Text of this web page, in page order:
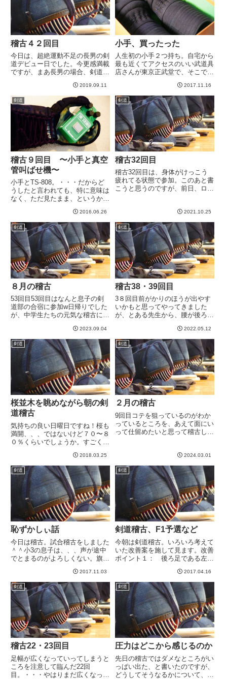
稽古４２回目
今日は、超絶運動不足の長男の剣
道デビュー日でした。今更感満載
ですが、まあ長男の場合、剣道で
解消の意味合いの方が強い感じで
すが。なかなかコミュニケーショ
ンに困難を抱えてたりもするの
で、仕事も早々に切り上げ、最初
2019.09.11
小手、買ったった
人生初の小手２つ持ち。自宅から
最も近くてアクセスのいい武道具
店さんが東京正武堂で、そこで購
剣した直後、防具を揃えるのにも
伺ったのですが、数ヶ月かかると
聞き、断念。「いや、なんか今あ
る在庫ですぐ持って帰れるやつ
と...
2017.11.16
剣道
稽古９回目 〜小手と真空
管叫ばせ機〜
小手とTS-808。・・・だからど
うしたと言われても、特に意味は
なく、ただ見たまま、というか、
試合の翌週は稽古自体がお休みで
した。今日から復帰。互角稽古も
１分で回っていくタイプだったの
で、駆け引きとか勝負よりも...
2016.06.26
剣道
稽古32回目
稽古32回目は、身体がけっこう
疲れてる状態で参加。このあと書
こうと思うのですが、前日、ロー
す。さて、基本稽古を開始して思
いました。やはり身体疲れてるな
ー、、、と。特にお尻からハ...
2021.10.25
剣道
８月の稽古
53回目53回目はなんと息子の剣
道部の合宿に参加w日帰りでした
が、中学生たちの元気な稽古に混
してきてくださっている7段先生
の子どもたちに対する始動も、基
本と試合のための実践が上手いこ
と混ざっていて子どもたちが興...
2023.09.04
剣道
稽古38・39回目
3８回目前がかりのほうが出やす
いかもと思ってやってきました
が、とある先生から、腰が後ろに
にやるとこういうふうな感じにな
ってる、と動きを見せてもらった
ところ、うーん、これはいかん。
荷重を多少前に持っていくにして
も...
2022.05.12
剣道
桜並木を眺めながら朝の剣
道稽古
気持ちの良い日曜日ですね！桜も
満開、、、ではないけど７０〜８
０％くらいでしょうか。すごく綺
なら防具担いで自転車の距離なん
ですが、子供はまだ防具担いで自
転車、は危ない距離なので車で通
ってます。桜並木をみながら気
2018.03.25
剣道
２月の稽古
9回目コテを狙っているのがわか
っているところを、あえて面にい
って仕留めたいと思って稽古して
から打てばいいんだ、と教わった
んですがこれができない。普通に
ぱっくりコテ打たれちゃいます
2024.03.01
剣道
恥ずかしぃ話
今日は稽古。試合稽古をしました
＾＾小3の息子は、、、声が途中
でとまるのがよろしくない。旗が
います^^;まああとは息子だけで
なく相手もひたすら猪突猛進して
竹刀が交錯してるだけ。打ちもし
っかりしてないので永遠と相打...
2017.11.03
剣道
剣道稽古、F1予選など
今朝は剣道稽古。いろいろ考えて
いた改善案を施して見ます。改善
ポイント１： 後ろ足である左足
２： 一足一刀より前から攻め合
い開始運のよいことに、今日は大
人同士の地稽古がたくさんできま
したので、改善ポイントをじっく
2017.04.16
剣道
稽古22・23回目
足幅が広くなっていってしまうと
ころを注意して臨んだ22回
目。・・・やはりまだ広くなって
剣道
圧力はどこから感じるのか
先日の稽古ではダメなところがい
っぱい出た、と書いたのですが、
どうしてそうなるかについて、あ